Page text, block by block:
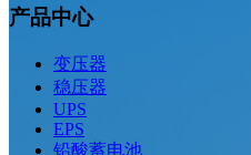
产品中心
变压器
稳压器
UPS
EPS
铅酸蓄电池